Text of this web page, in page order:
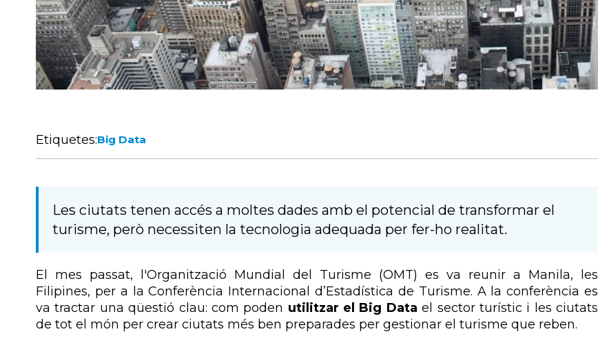
Etiquetes:Big Data
Les ciutats tenen accés a moltes dades amb el potencial de transformar el
turisme, però necessiten la tecnologia adequada per fer-ho realitat.
El mes passat, l'Organització Mundial del Turisme (OMT) es va reunir a Manila, les
Filipines, per a la Conferència Internacional d’Estadística de Turisme. A la conferència es
va tractar una qüestió clau: com poden utilitzar el Big Data el sector turístic i les ciutats
de tot el món per crear ciutats més ben preparades per gestionar el turisme que reben.